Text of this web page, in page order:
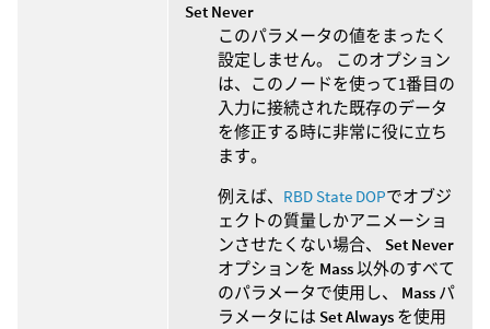
Set Never
このパラメータの値をまったく
設定しません。 このオプション
は、このノードを使って1番目の
入力に接続された既存のデータ
を修正する時に非常に役に立ち
ます。
例えば、 RBD State DOPでオブジ
ェクトの質量しかアニメーショ
ンさせたくない場合、 Set Never
オプションを Mass以外のすべて
のパラメータで使用し、 Mass パ
ラメータには Set Always を使用